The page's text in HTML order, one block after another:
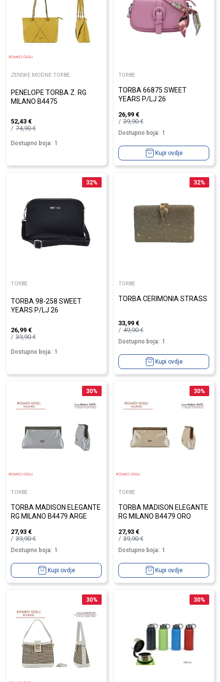
ZENSKE MODNE TORBE
PENELOPE TORBA Z. RG
MILANO B4475
52,43 €
74,90€
Dostupno boja: 1
TORBE
TORBA 66875 SWEET
YEARS P/LJ 26
26,99 €
39,90€
Dostupno boja: 1
Kupi ovdje
32%
TORBE
TORBA 98-258 SWEET
YEARS P/LJ 26
26,99 €
39,90€
Dostupno boja: 1
32%
TORBE
TORBA CERIMONIA STRASS
33,99 €
49,90€
Dostupno boja: 1
Kupi ovdje
30%
TORBE
TORBA MADISON ELEGANTE
RG MILANO B4479 ARGE
27,93 €
39,90€
Dostupno boja: 1
Kupi ovdje
30%
TORBE
TORBA MADISON ELEGANTE
RG MILANO B4479 ORO
27,93 €
39,90€
Dostupno boja: 1
Kupi ovdje
30% 30%